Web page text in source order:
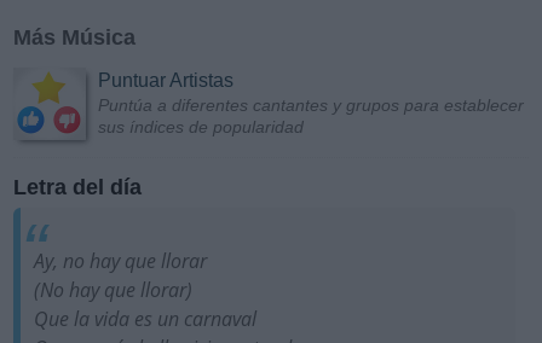
Más Música
Puntuar Artistas
Puntúa a diferentes cantantes y grupos para establecer
sus índices de popularidad
Letra del día
Ay, no hay que llorar
(No hay que llorar)
Que la vida es un carnaval